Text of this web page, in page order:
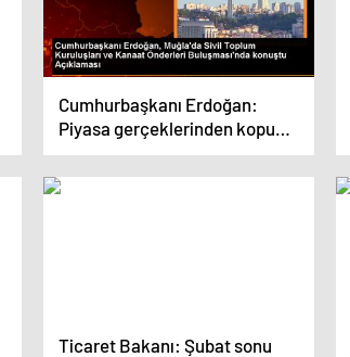
Cumhurbaşkanı Erdoğan:
Piyasa gerçeklerinden kopuk
fiyat artışlarına mücadele
edeceğiz
Ticaret Bakanı: Şubat sonu